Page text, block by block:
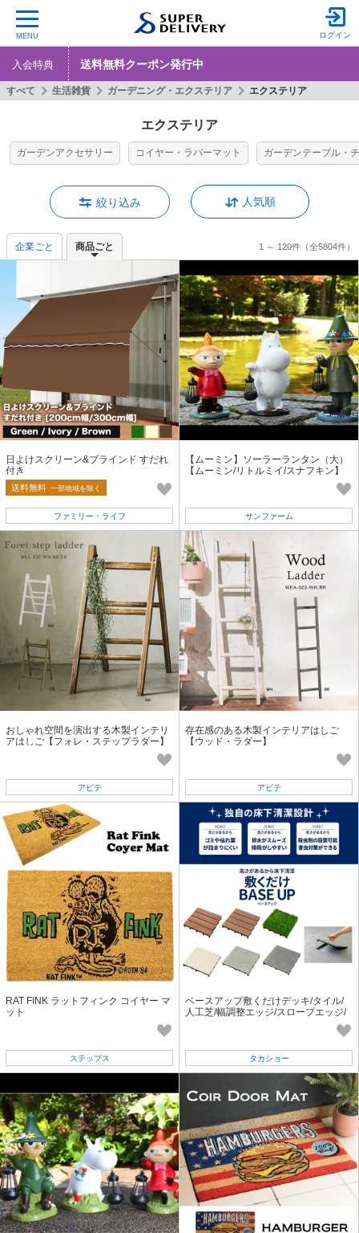
MENU ログイン
入会特典 送料無料クーポン発行中
エクステリア
ガーデンアクセサリー コイヤー・ラバーマット ガーデンテーブル・
すべて 生活雑貨 ガーデニング・エクステリア エクステリア
絞り込み 人気順
企業ごと 商品ごと 1 ～ 120件（全5804件）
日よけスクリーン&ブラインド すだれ
付き
送料無料 一部地域を除く
ファミリー・ライフ
【ムーミン】ソーラーランタン（大）
【ムーミン/リトルミイ/スナフキン】
サンファーム
おしゃれ空間を演出する木製インテリ
アはしご【フォレ・ステップラダー】
アビテ
存在感のある木製インテリアはしご
【ウッド・ラダー】
アビテ
RAT FINK ラットフィンク コイヤー マ
ット
ステップス
ベースアップ敷くだけデッキ/タイル/
人工芝/幅調整エッジ/スロープエッジ/
タカショー